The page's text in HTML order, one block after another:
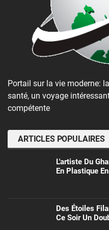
Portail sur la vie moderne:
santé, un voyage
compétente
ARTICLES POPULAIRES
L'artiste Du
En Plastique
Des Étoiles
Ce Soir Un